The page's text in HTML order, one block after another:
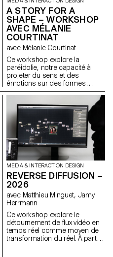
A STORY FOR A
SHAPE – WORKSHOP
AVEC MÉLANIE
COURTINAT
avec Mélanie Courtinat
Ce workshop explore la
paréidolie, notre capacité à
projeter du sens et des
émotions sur des formes
abstraites. À partir d'une
sphère, cône...), matrice
fondamentale de tout univers
numérique, les étudiant·e·s en
binômes doivent concevoir une
expérience en réalité virtuelle.
En s'appuyant sur une
synchronisation précise entre
l'espace physique et un
environnement Unreal Engine,
le projet transforme ces objets
fixes en supports narratifs.
MEDIA & INTERACTION DESIGN
REVERSE DIFFUSION –
2026
avec Matthieu Minguet, Jamy
Herrmann
Ce workshop explore le
détournement de flux vidéo en
temps réel comme moyen de
transformation du réel. À partir